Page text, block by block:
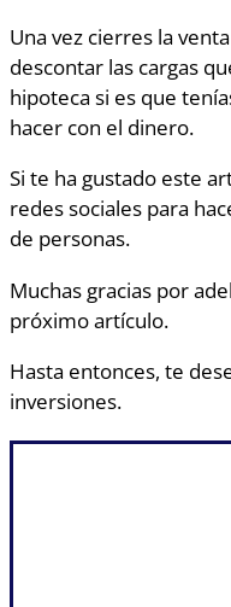
Una vez cierres la
descontar las cargas
hipoteca si es que
hacer con el dinero.
Si te ha gustado este
redes sociales para
de personas.
Muchas gracias por
próximo artículo.
Hasta entonces, te
inversiones.